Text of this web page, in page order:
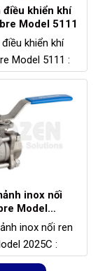
khiển khí
Model 5111 :
dẻo
DN50 – DN200
vào: 2 – 8bar
đa: 10 bar
động: -25 ~
inox nối
Model
inox nối ren
2025C :
không gỉ CF8M